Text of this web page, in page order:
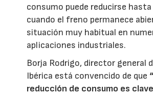
consumo puede reducirse hasta
cuando el freno permanece
situación muy habitual en
aplicaciones industriales.
Borja Rodrigo, director general
Ibérica está convencido de que
reducción de consumo es